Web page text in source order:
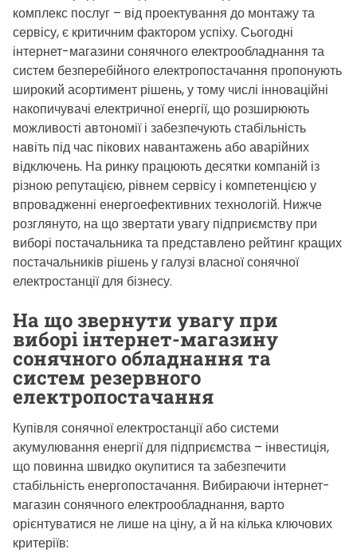
комплекс послуг – від проектування до монтажу та
сервісу, є критичним фактором успіху. Сьогодні
інтернет-магазини сонячного електрообладнання та
систем безперебійного електропостачання пропонують
широкий асортимент рішень, у тому числі інноваційні
накопичувачі електричної енергії, що розширюють
можливості автономії і забезпечують стабільність
навіть під час пікових навантажень або аварійних
відключень. На ринку працюють десятки компаній із
різною репутацією, рівнем сервісу і компетенцією у
впровадженні енергоефективних технологій. Нижче
розглянуто, на що звертати увагу підприємству при
виборі постачальника та представлено рейтинг кращих
постачальників рішень у галузі власної сонячної
електростанції для бізнесу.
На що звернути увагу при
виборі інтернет-магазину
сонячного обладнання та
систем резервного
електропостачання
Купівля сонячної електростанції або системи
акумулювання енергії для підприємства – інвестиція,
що повинна швидко окупитися та забезпечити
стабільність енергопостачання. Вибираючи інтернет-
магазин сонячного електрообладнання, варто
орієнтуватися не лише на ціну, а й на кілька ключових
критеріїв: